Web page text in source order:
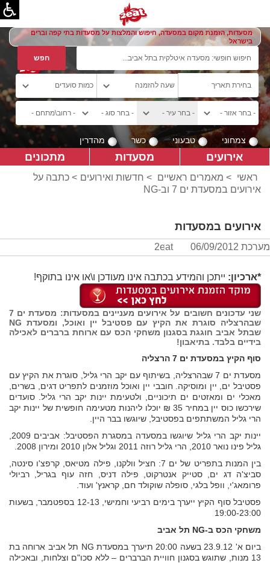
מסעדות, הזמנת מקום במסעדה, חיפוש והמלצות על מסעדות בתי קפה וברים
בישראל
צמחוני טבעוני כשר מהדרין
אירועים מסעדות מתכונים
ראשי > מאמרים ראשיים > חדשות ואירועים > כתבה על
אירועים במסעדת ים 7 וב-NG
אירועים במסעדות
מערכת 2eat 06/09/2012
*ארכיון: ייתכן והמידע בכתבה אינו מעודכן ו\או אינו בתוקף!
שני עדכונים חשובים על אירועים מעניינים במסעדות: מסעדת ים 7
שבהרצליה סוגרת את הקיץ עם פסטיבל יין ואוכל, ומסעדת NG
שבתל אביב חוגגת בסגנון משחקי הכס עם ארוחת ברברים לאכילה
בידיים בלבד. בתיאבון!
סוף הקיץ במסעדת ים 7 הרצליה
מסעדת ים 7 שבהרצליה, בשיתוף עם יקב הרי גליל, סוגרת את הקיץ עם
פסטיבל ים, יין ומוסיקה. חובבי יין ואוכל מוזמנים לתפריט דגים, בשרים,
מאכלי ים ומאזטים ים תיכוניים, ולטעימת יינות יקב הרי גליל. סועדים
שירכשו כוס יין במחיר 35 ₪ יוכלו ליהנות מטעימה חופשית של יינות יקב
הרי גליל המשתתפים בפסטיבל, שיוגשו בבר היין.
גליל פינו נואר 2010, הרי גליל רוזה 2011 וגליל אלון 2010 ומירון 2008.
בין המנות בתפריט של ים 7: חציל וולקנו, פילה מטיאס, קרפצ'ו סינטה,
סביצ'ה דג ים, סטייק אנטרקוט, פילה דניס, חזה עוף בגריל, רביולי
פרומאג'י, וופל בלגי, סופלה שוקולד חם, קראנץ' ועוד.
פסטיבל סוף הקיץ ייערך בימים רביעי וחמישי, 12-13 בספטמבר, בשעות
19:00-23:00
משחקי הכס ב-NG תל אביב
ביום א' 23.9.12 בשעה 20:00 תיערך במסעדת NG תל אביב ארוחה בת
13 מנות, שתוגש בסגנון חוויית הברברים – ללא סכו"ם וצלחות, ובאכילה